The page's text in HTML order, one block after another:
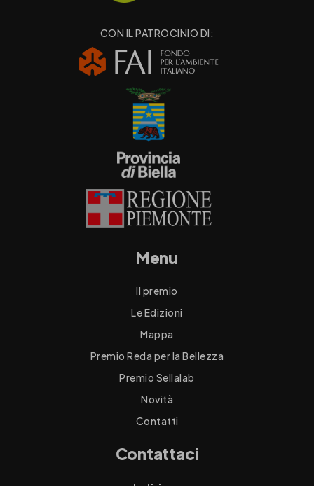
Menu
Il premio
Le Edizioni
Mappa
Premio Reda per la Bellezza
Premio Sellalab
Novità
Contatti
Contattaci
CON IL PATROCINIO DI: